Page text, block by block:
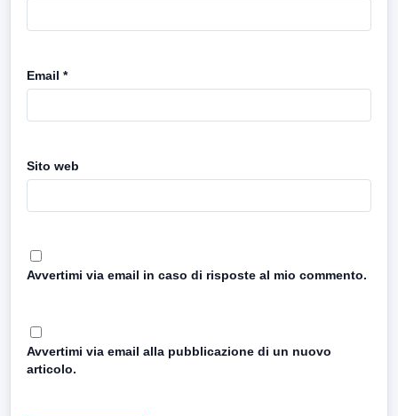
Email *
Sito web
Avvertimi via email in caso di risposte al mio commento.
Avvertimi via email alla pubblicazione di un nuovo
articolo.